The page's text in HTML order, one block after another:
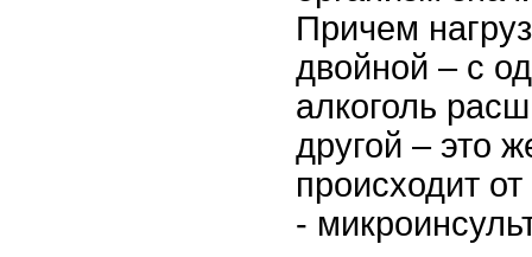
Причем
двойной – с
алкоголь
другой – это
происходит
-